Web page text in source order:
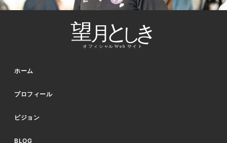
ホーム
プロフィール
ビジョン
BLOG